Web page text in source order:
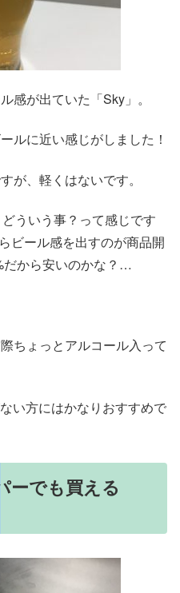
感が出ていた「Sky」。
ルに近い感じがしました！
が、軽くはないです。
ういう事？って感じです
ビール感を出すのが商品開
だから安いのかな？…
ちょっとアルコール入って
い方にはかなりおすすめで
ーでも買える